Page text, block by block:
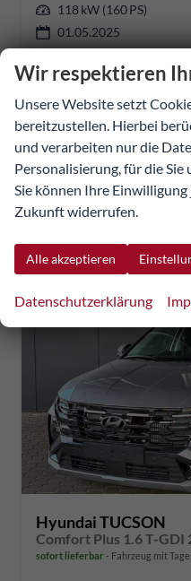
118 kW (160 PS)
01.05.2025
36.223,75 €
UVP:45.000,– €
incl. 20% MwSt.
inkl. NoVA
Verbrauch kombiniert:
CO
2 -Klasse:
E
CO2-Emissionen:
Hyundai TUCSON
sofort lieferbar Fahrzeug mit
Wir respektieren
Unsere Website setzt
bereitzustellen. Hierbei
und verarbeiten nur die
Personalisierung, für die
Sie können Ihre
Zukunft widerrufen.
Alle akzeptieren
Datenschutzerklärung